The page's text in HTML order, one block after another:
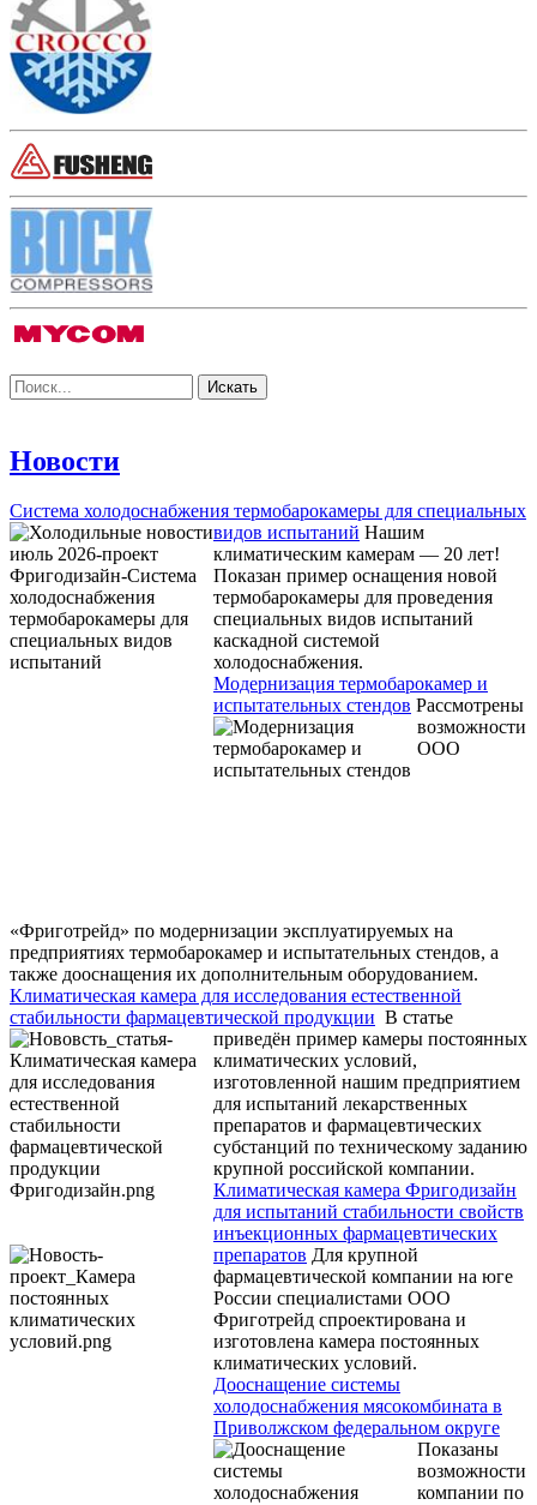
Новости
Система холодоснабжения термобарокамеры для специальных
видов испытаний Нашим
климатическим камерам — 20 лет!
Показан пример оснащения новой
термобарокамеры для проведения
специальных видов испытаний
каскадной системой
холодоснабжения.
Модернизация термобарокамер и
испытательных стендов Рассмотрены
возможности
ООО
«Фриготрейд» по модернизации эксплуатируемых на
предприятиях термобарокамер и испытательных стендов, а
также дооснащения их дополнительным оборудованием.
Климатическая камера для исследования естественной
стабильности фармацевтической продукции В статье
приведён пример камеры постоянных
климатических условий,
изготовленной нашим предприятием
для испытаний лекарственных
препаратов и фармацевтических
субстанций по техническому заданию
крупной российской компании.
Климатическая камера Фригодизайн
для испытаний стабильности свойств
инъекционных фармацевтических
препаратов Для крупной
фармацевтической компании на юге
России специалистами ООО
Фриготрейд спроектирована и
изготовлена камера постоянных
климатических условий.
Дооснащение системы
холодоснабжения мясокомбината в
Приволжском федеральном округе
Показаны
возможности
компании по